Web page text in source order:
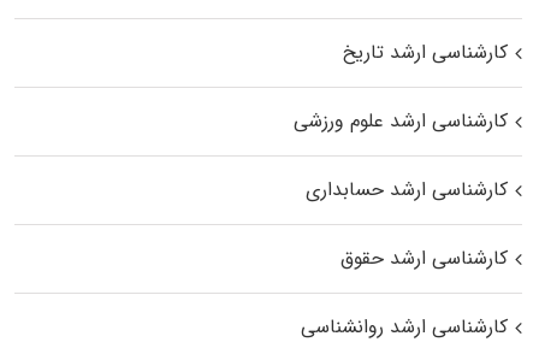
کارشناسی ارشد تاریخ
کارشناسی ارشد علوم ورزشی
کارشناسی ارشد حسابداری
کارشناسی ارشد حقوق
کارشناسی ارشد روانشناسی